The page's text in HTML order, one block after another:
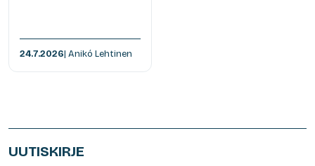
24.7.2026| Anikó Lehtinen
UUTISKIRJE